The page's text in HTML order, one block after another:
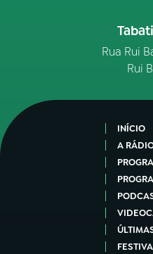
Rua Rui
Rui
INÍCIO
A